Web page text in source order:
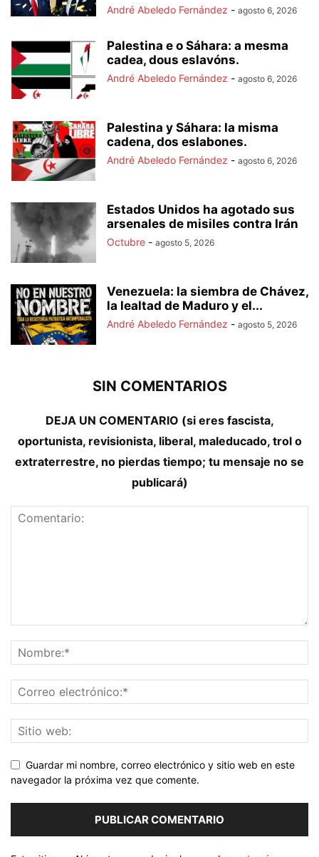
André Abeledo Fernández - agosto 6, 2026
Palestina e o Sáhara: a mesma
cadea, dous eslavóns.
André Abeledo Fernández - agosto 6, 2026
Palestina y Sáhara: la misma
cadena, dos eslabones.
André Abeledo Fernández - agosto 6, 2026
Estados Unidos ha agotado sus
arsenales de misiles contra Irán
Octubre - agosto 5, 2026
Venezuela: la siembra de Chávez,
la lealtad de Maduro y el...
André Abeledo Fernández - agosto 5, 2026
SIN COMENTARIOS
DEJA UN COMENTARIO (si eres fascista,
oportunista, revisionista, liberal, maleducado, trol o
extraterrestre, no pierdas tiempo; tu mensaje no se
publicará)
Guardar mi nombre, correo electrónico y sitio web en este
navegador la próxima vez que comente.